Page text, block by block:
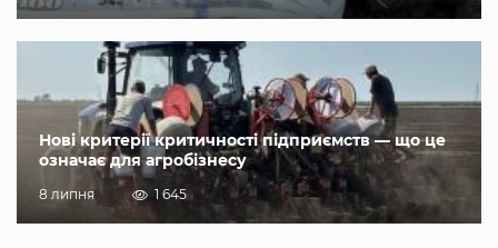
Нові критерії критичності підприємств — що це
означає для агробізнесу
8 липня 1 645